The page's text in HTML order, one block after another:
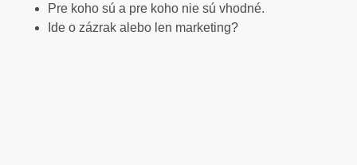
Pre koho sú a pre koho nie sú vhodné.
Ide o zázrak alebo len marketing?